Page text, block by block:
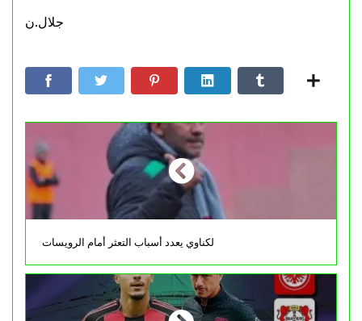
جلال.ن
لكناوي يعدد أسباب التعثر أمام الرويسات